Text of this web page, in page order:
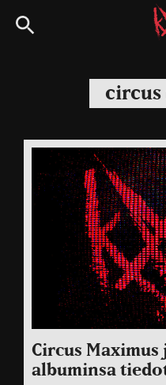
Siirry
suoraan
circus
Circus
albuminsa